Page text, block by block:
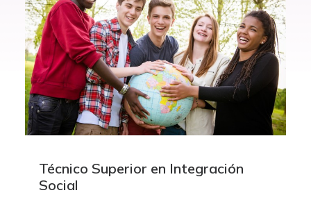
Técnico Superior en Integración
Social